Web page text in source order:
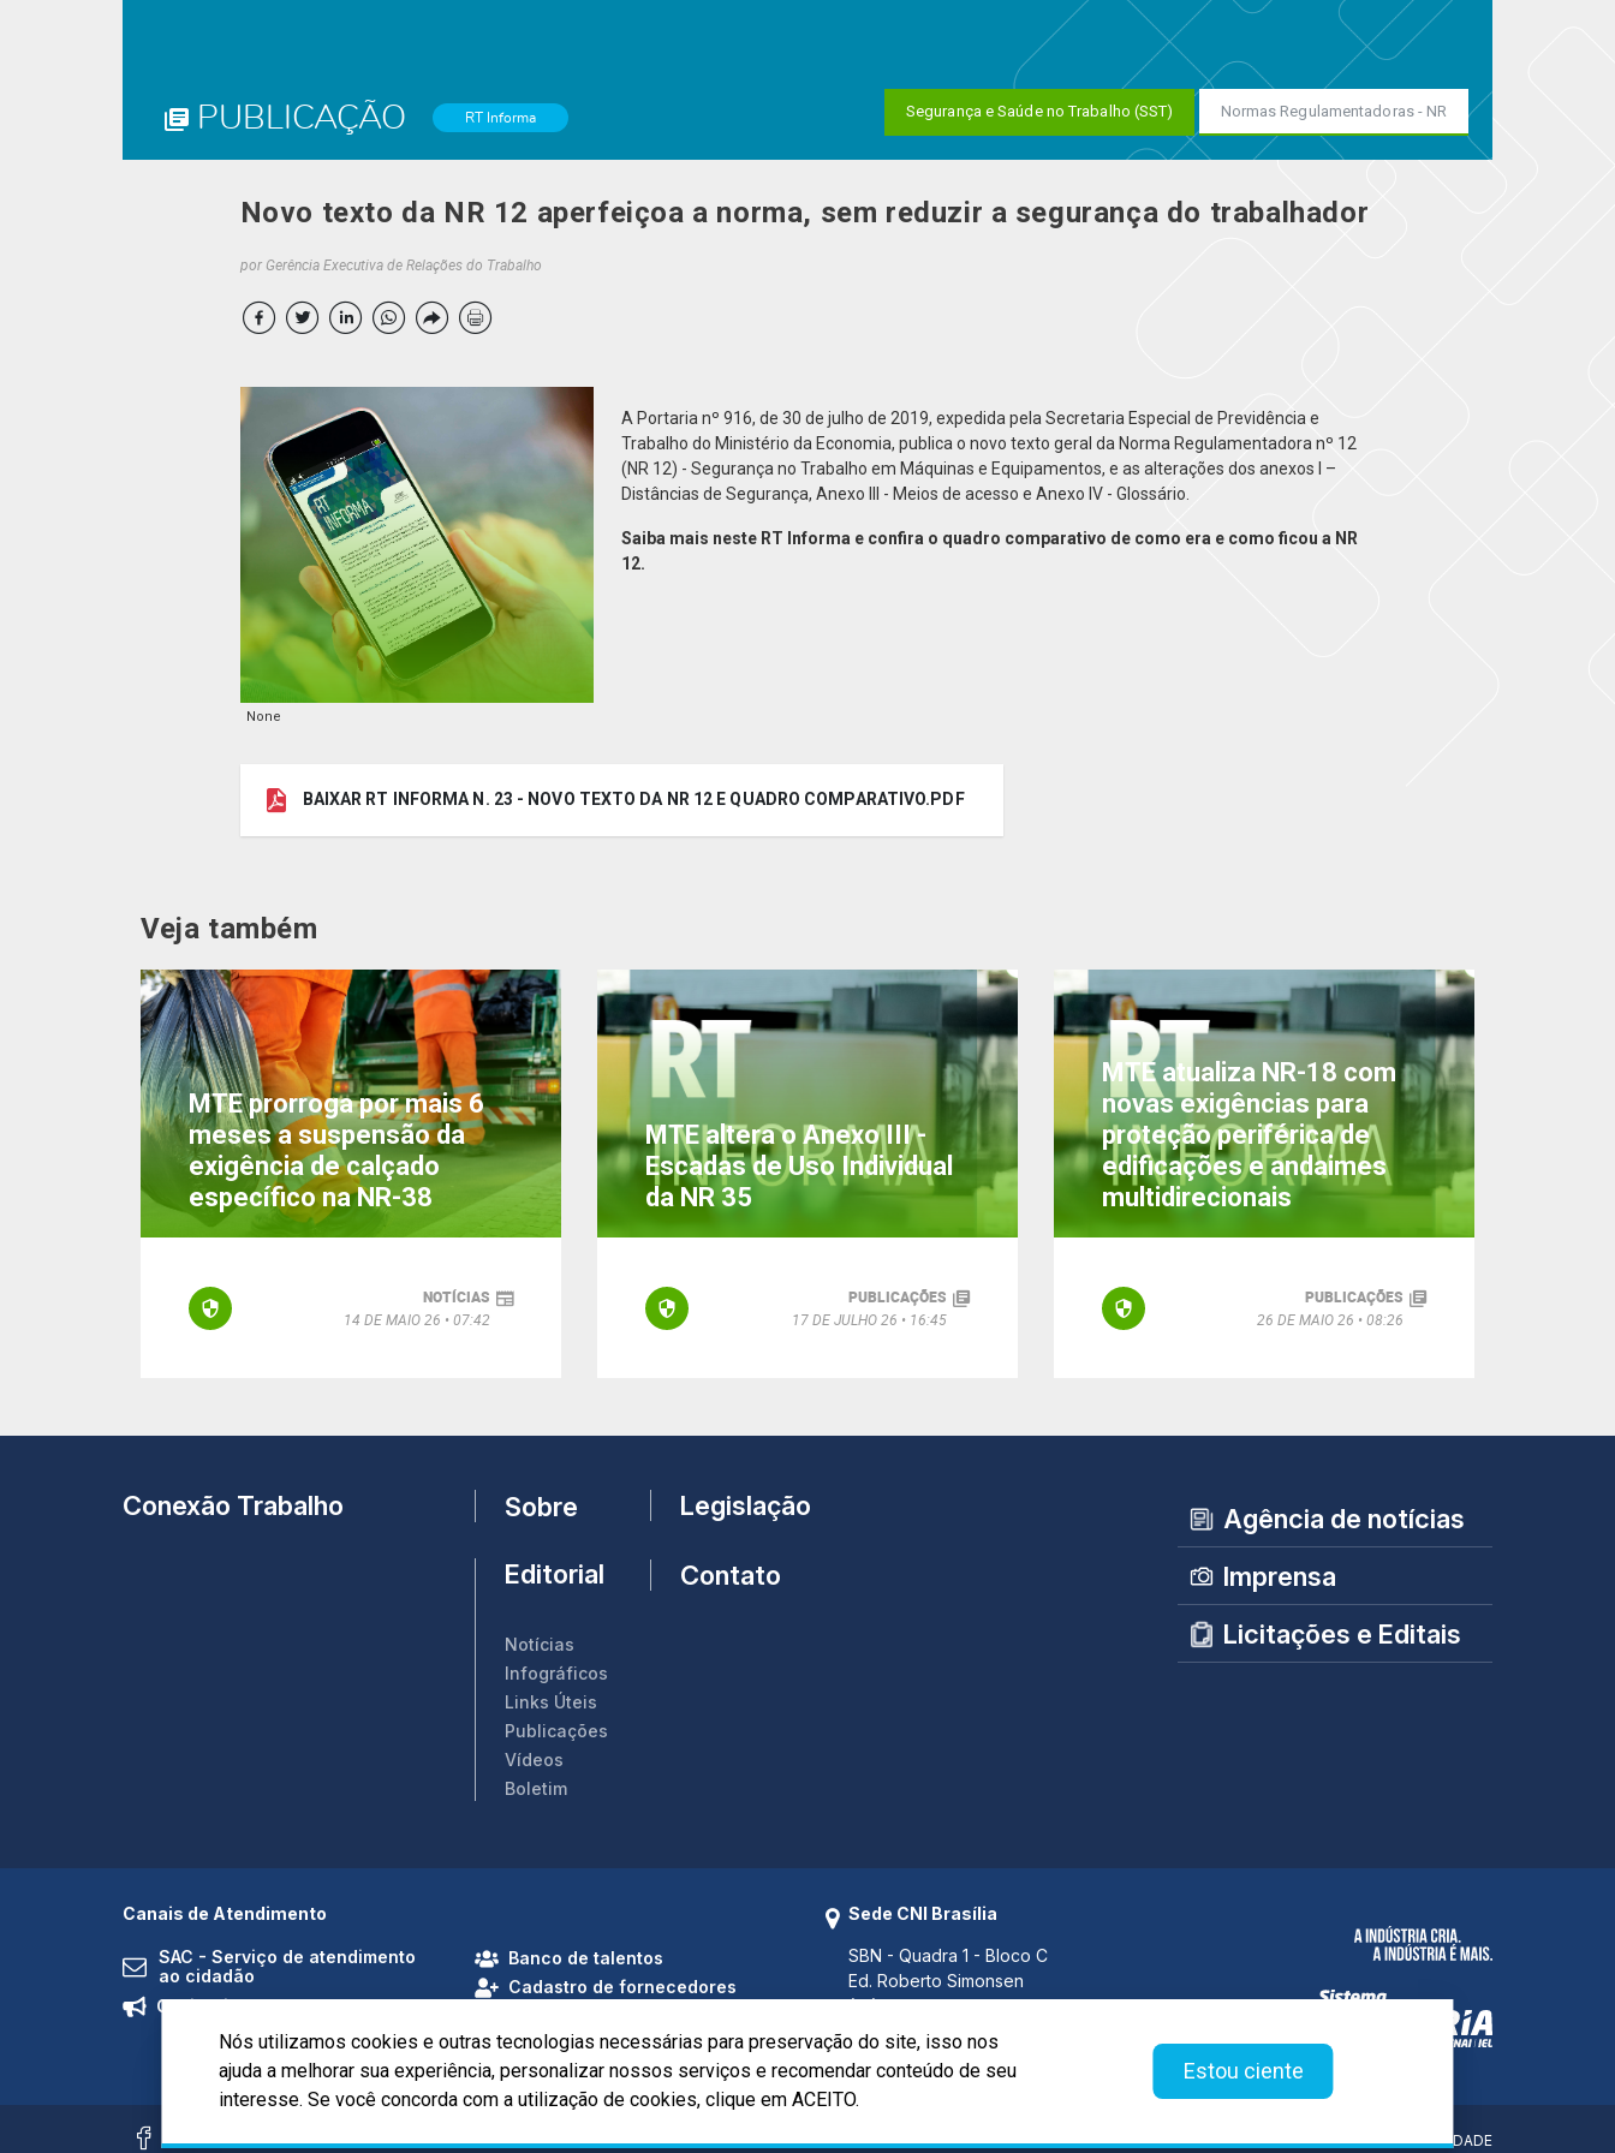
PUBLICAÇÃO RT Informa Segurança e Saúde no Trabalho (SST) Normas Regulamentadoras - NR
Novo texto da NR 12 aperfeiçoa a norma, sem reduzir a segurança do trabalhador
por Gerência Executiva de Relações do Trabalho
None
A Portaria nº 916, de 30 de julho de 2019, expedida pela Secretaria Especial de Previdência e
Trabalho do Ministério da Economia, publica o novo texto geral da Norma Regulamentadora nº 12
(NR 12) - Segurança no Trabalho em Máquinas e Equipamentos, e as alterações dos anexos I –
Distâncias de Segurança, Anexo III - Meios de acesso e Anexo IV - Glossário.
Saiba mais neste RT Informa e confira o quadro comparativo de como era e como ficou a NR
12.
BAIXAR RT INFORMA N. 23 - NOVO TEXTO DA NR 12 E QUADRO COMPARATIVO.PDF
Veja também
MTE prorroga por mais 6
meses a suspensão da
exigência de calçado
específico na NR-38
NOTÍCIAS
14 DE MAIO 26
07:42
MTE altera o Anexo III -
Escadas de Uso Individual
da NR 35
PUBLICAÇÕES
17 DE JULHO 26
16:45
MTE atualiza NR-18 com
novas exigências para
proteção periférica de
edificações e andaimes
multidirecionais
PUBLICAÇÕES
26 DE MAIO 26
08:26
Conexão Trabalho Sobre
Editorial
Notícias
Infográficos
Links Úteis
Publicações
Vídeos
Boletim
Legislação
Contato
Agência de notícias
Imprensa
Licitações e Editais
Canais de Atendimento
SAC - Serviço de atendimento
ao cidadão
Ouvidoria
Banco de talentos
Cadastro de fornecedores
Sede CNI Brasília
SBN - Quadra 1 - Bloco C
Ed. Roberto Simonsen
(61) 3317 9000
(61) 3317 9994 (Fax)
Brasília - DF CEP 70040-903
POLÍTICA DE PRIVACIDADE
Nós utilizamos cookies e outras tecnologias necessárias para preservação do site, isso nos
ajuda a melhorar sua experiência, personalizar nossos serviços e recomendar conteúdo de seu
interesse. Se você concorda com a utilização de cookies, clique em ACEITO.
Estou ciente